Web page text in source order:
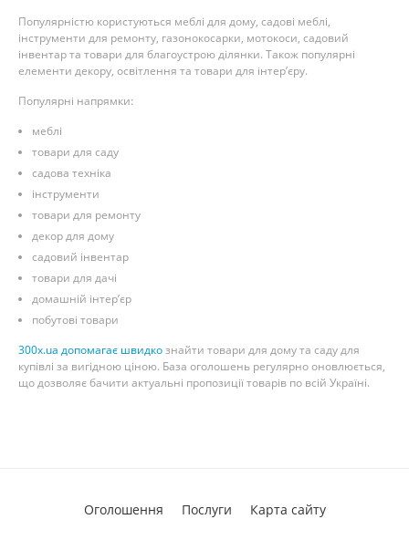
Популярністю користуються меблі для дому, садові меблі,
інструменти для ремонту, газонокосарки, мотокоси, садовий
інвентар та товари для благоустрою ділянки. Також популярні
елементи декору, освітлення та товари для інтер’єру.
Популярні напрямки:
меблі
товари для саду
садова техніка
інструменти
товари для ремонту
декор для дому
садовий інвентар
товари для дачі
домашній інтер’єр
побутові товари
300x.ua допомагає швидкознайти товари для дому та саду для
купівлі за вигідною ціною. База оголошень регулярно оновлюється,
що дозволяє бачити актуальні пропозиції товарів по всій Україні.
Оголошення Послуги Карта сайту